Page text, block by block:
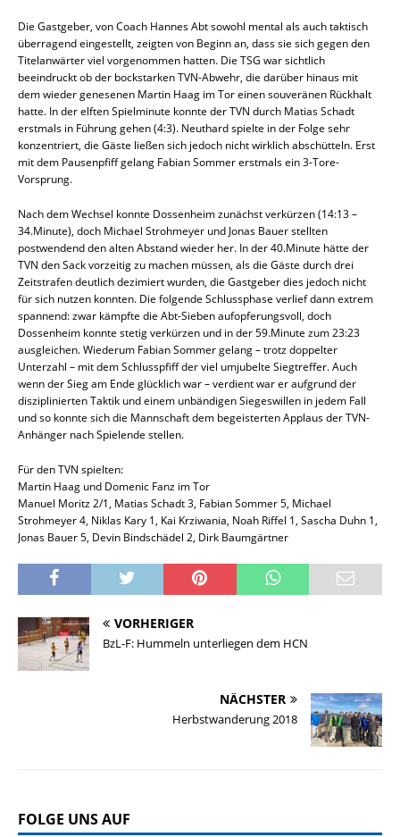
Die Gastgeber, von Coach Hannes Abt sowohl mental als auch taktisch
überragend eingestellt, zeigten von Beginn an, dass sie sich gegen den
Titelanwärter viel vorgenommen hatten. Die TSG war sichtlich
beeindruckt ob der bockstarken TVN-Abwehr, die darüber hinaus mit
dem wieder genesenen Martin Haag im Tor einen souveränen Rückhalt
hatte. In der elften Spielminute konnte der TVN durch Matias Schadt
erstmals in Führung gehen (4:3). Neuthard spielte in der Folge sehr
konzentriert, die Gäste ließen sich jedoch nicht wirklich abschütteln. Erst
mit dem Pausenpfiff gelang Fabian Sommer erstmals ein 3-Tore-
Vorsprung.
Nach dem Wechsel konnte Dossenheim zunächst verkürzen (14:13 –
34.Minute), doch Michael Strohmeyer und Jonas Bauer stellten
postwendend den alten Abstand wieder her. In der 40.Minute hätte der
TVN den Sack vorzeitig zu machen müssen, als die Gäste durch drei
Zeitstrafen deutlich dezimiert wurden, die Gastgeber dies jedoch nicht
für sich nutzen konnten. Die folgende Schlussphase verlief dann extrem
spannend: zwar kämpfte die Abt-Sieben aufopferungsvoll, doch
Dossenheim konnte stetig verkürzen und in der 59.Minute zum 23:23
ausgleichen. Wiederum Fabian Sommer gelang – trotz doppelter
Unterzahl – mit dem Schlusspfiff der viel umjubelte Siegtreffer. Auch
wenn der Sieg am Ende glücklich war – verdient war er aufgrund der
disziplinierten Taktik und einem unbändigen Siegeswillen in jedem Fall
und so konnte sich die Mannschaft dem begeisterten Applaus der TVN-
Anhänger nach Spielende stellen.
Für den TVN spielten:
Martin Haag und Domenic Fanz im Tor
Manuel Moritz 2/1, Matias Schadt 3, Fabian Sommer 5, Michael
Strohmeyer 4, Niklas Kary 1, Kai Krziwania, Noah Riffel 1, Sascha Duhn 1,
Jonas Bauer 5, Devin Bindschädel 2, Dirk Baumgärtner
VORHERIGER
BzL-F: Hummeln unterliegen dem HCN
NÄCHSTER
Herbstwanderung 2018
FOLGE UNS AUF